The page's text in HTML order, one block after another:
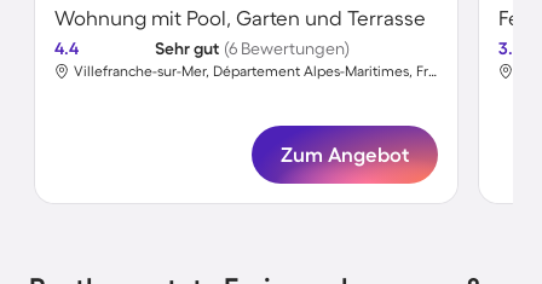
Wohnung mit Pool, Garten und Terrasse
4.4 Sehr gut (6 Bewertungen)
Villefranche-sur-Mer, Département Alpes-Maritimes, Frankreich
Zum Angebot
3.2